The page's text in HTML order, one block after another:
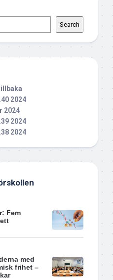
Search
2024
2024
2024
2024
Fem
med
frihet –